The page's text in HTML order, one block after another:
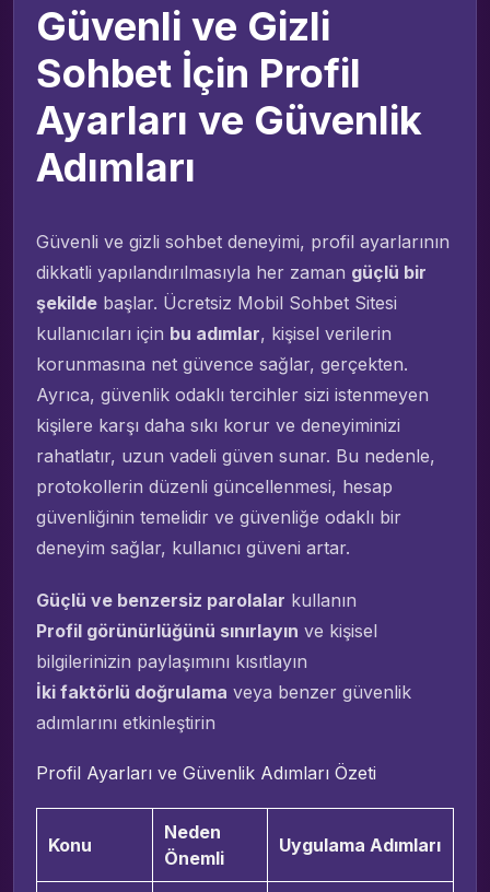
Güvenli ve Gizli
Sohbet İçin Profil
Ayarları ve Güvenlik
Adımları
Güvenli ve gizli sohbet deneyimi, profil ayarlarının
dikkatli yapılandırılmasıyla her zaman güçlü bir
şekilde başlar. Ücretsiz Mobil Sohbet Sitesi
kullanıcıları için bu adımlar, kişisel verilerin
korunmasına net güvence sağlar, gerçekten.
Ayrıca, güvenlik odaklı tercihler sizi istenmeyen
kişilere karşı daha sıkı korur ve deneyiminizi
rahatlatır, uzun vadeli güven sunar. Bu nedenle,
protokollerin düzenli güncellenmesi, hesap
güvenliğinin temelidir ve güvenliğe odaklı bir
deneyim sağlar, kullanıcı güveni artar.
Güçlü ve benzersiz parolalar kullanın
Profil görünürlüğünü sınırlayın ve kişisel
bilgilerinizin paylaşımını kısıtlayın
İki faktörlü doğrulama veya benzer güvenlik
adımlarını etkinleştirin
Profil Ayarları ve Güvenlik Adımları Özeti
Konu
Neden
Önemli
Uygulama Adımları